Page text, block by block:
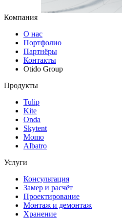
Компания
О нас
Портфолио
Партнёры
Контакты
Otido Group
Продукты
Tulip
Kite
Onda
Skytent
Momo
Albatro
Услуги
Консультация
Замер и расчёт
Проектирование
Монтаж и демонтаж
Хранение